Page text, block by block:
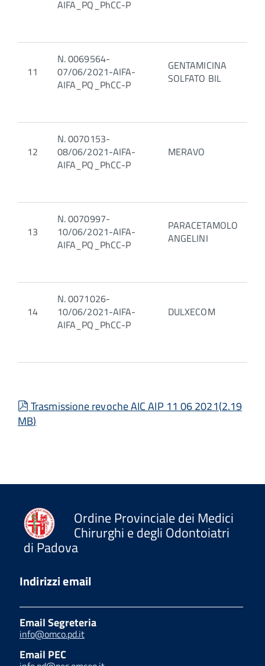
AIFA_PQ_PhCC-P
11
N. 0069564-
07/06/2021-AIFA-
AIFA_PQ_PhCC-P
GENTAMICINA
SOLFATO BIL
12
N. 0070153-
08/06/2021-AIFA-
AIFA_PQ_PhCC-P
MERAVO
13
N. 0070997-
10/06/2021-AIFA-
AIFA_PQ_PhCC-P
PARACETAMOLO
ANGELINI
14
N. 0071026-
10/06/2021-AIFA-
AIFA_PQ_PhCC-P
DULXECOM
pdf
Trasmissione revoche AIC AIP 11 06 2021(2.19
MB)
Ordine Provinciale dei Medici
Chirurghi e degli Odontoiatri
di Padova
Indirizzi email
Email Segreteria
info@omco.pd.it
Email PEC